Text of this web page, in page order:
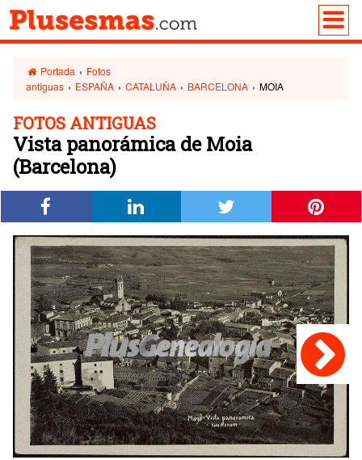
Portada › Fotos
antiguas › ESPAÑA › CATALUÑA › BARCELONA › MOIA
FOTOS ANTIGUAS
Vista panorámica de Moia
(Barcelona)